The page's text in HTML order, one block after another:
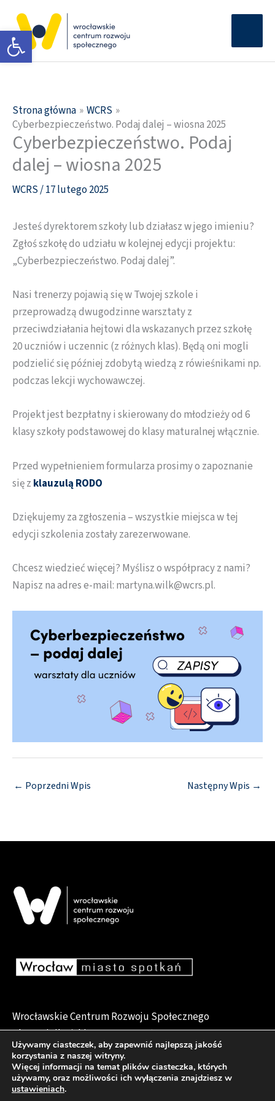
Otwórz pasek narzędzi
treści
Strona główna
WCRS
Cyberbezpieczeństwo. Podaj dalej – wiosna 2025
Cyberbezpieczeństwo. Podaj
dalej – wiosna 2025
WCRS/17 lutego 2025
Jesteś dyrektorem szkoły lub działasz w jego imieniu?
Zgłoś szkołę do udziału w kolejnej edycji projektu:
„Cyberbezpieczeństwo. Podaj dalej”.
Nasi trenerzy pojawią się w Twojej szkole i
przeprowadzą dwugodzinne warsztaty z
przeciwdziałania hejtowi dla wskazanych przez szkołę
20 uczniów i uczennic (z różnych klas). Będą oni mogli
podzielić się później zdobytą wiedzą z rówieśnikami np.
podczas lekcji wychowawczej.
Projekt jest bezpłatny i skierowany do młodzieży od 6
klasy szkoły podstawowej do klasy maturalnej włącznie.
Przed wypełnieniem formularza prosimy o zapoznanie
się z klauzulą RODO
Dziękujemy za zgłoszenia – wszystkie miejsca w tej
edycji szkolenia zostały zarezerwowane.
Chcesz wiedzieć więcej? Myślisz o współpracy z nami?
Napisz na adres e-mail: martyna.wilk@wcrs.pl.
← Poprzedni Wpis Następny Wpis →
Wrocławskie Centrum Rozwoju Społecznego
pl. Dominikański 6, 50-159 Wrocław
Deklaracja dostępności
Używamy ciasteczek, aby zapewnić najlepszą jakość
korzystania z naszej witryny.
Więcej informacji na temat plików ciasteczka, których
używamy, oraz możliwości ich wyłączenia znajdziesz w
ustawieniach.